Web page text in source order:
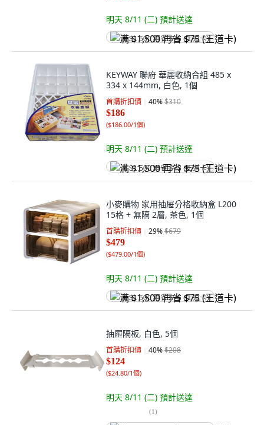
明天 8/11 (二) 預計送達
满 $1,500 再省 $75 (王道卡)
KEYWAY 聯府 華麗收納合組 485 x
334 x 144mm, 白色, 1個
首購折扣價 40%$310
$186
($186.00/1個)
明天 8/11 (二) 預計送達
满 $1,500 再省 $75 (王道卡)
小麥購物 家用抽屉分格收納盒 L200
15格 + 無隔 2層, 茶色, 1個
首購折扣價 29%$679
$479
($479.00/1個)
明天 8/11 (二) 預計送達
满 $1,500 再省 $75 (王道卡)
抽屜隔板, 白色, 5個
首購折扣價 40%$208
$124
($24.80/1個)
明天 8/11 (二) 預計送達
(1)